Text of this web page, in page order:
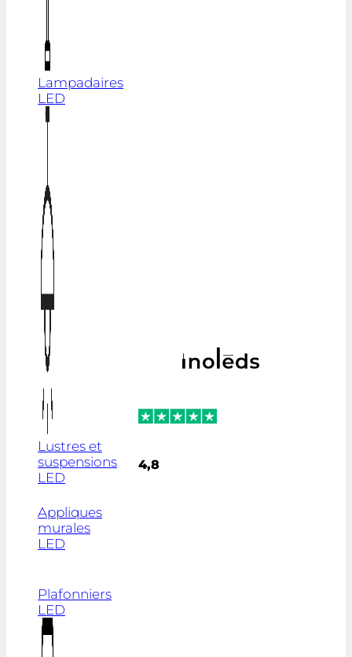
Lampadaires
LED
Lustres et
suspensions
LED
Appliques
murales
LED
Plafonniers
LED
4,8